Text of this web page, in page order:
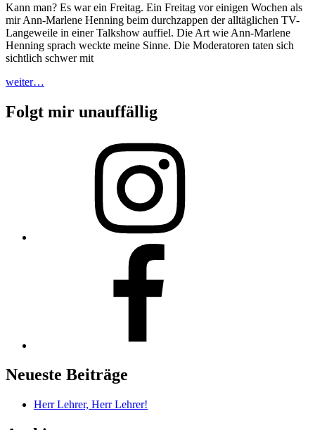
Kann man? Es war ein Freitag. Ein Freitag vor einigen Wochen als
mir Ann-Marlene Henning beim durchzappen der alltäglichen TV-
Langeweile in einer Talkshow auffiel. Die Art wie Ann-Marlene
Henning sprach weckte meine Sinne. Die Moderatoren taten sich
sichtlich schwer mit
weiter…
kann
man
Folgt mir unauffällig
Neueste Beiträge
Herr Lehrer, Herr Lehrer!